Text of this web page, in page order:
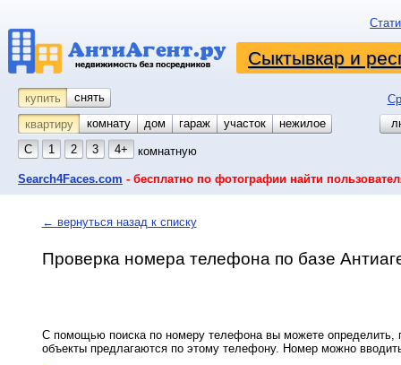
Сыктывкар и
купить снять
квартиру
комнату койко-место
дом гараж участок
нежилое
С
1 2 3 4+ комнатную
Search4Faces.com - бесплатно по фотографии найти
← вернуться назад к списку
Проверка номера телефона по базе
С помощью поиска по номеру телефона вы можете определить,
объекты предлагаются по этому телефону. Номер можно